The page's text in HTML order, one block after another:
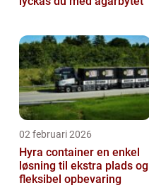
02 februari 2026
Hyra container en enkel
løsning til ekstra plads og
fleksibel opbevaring